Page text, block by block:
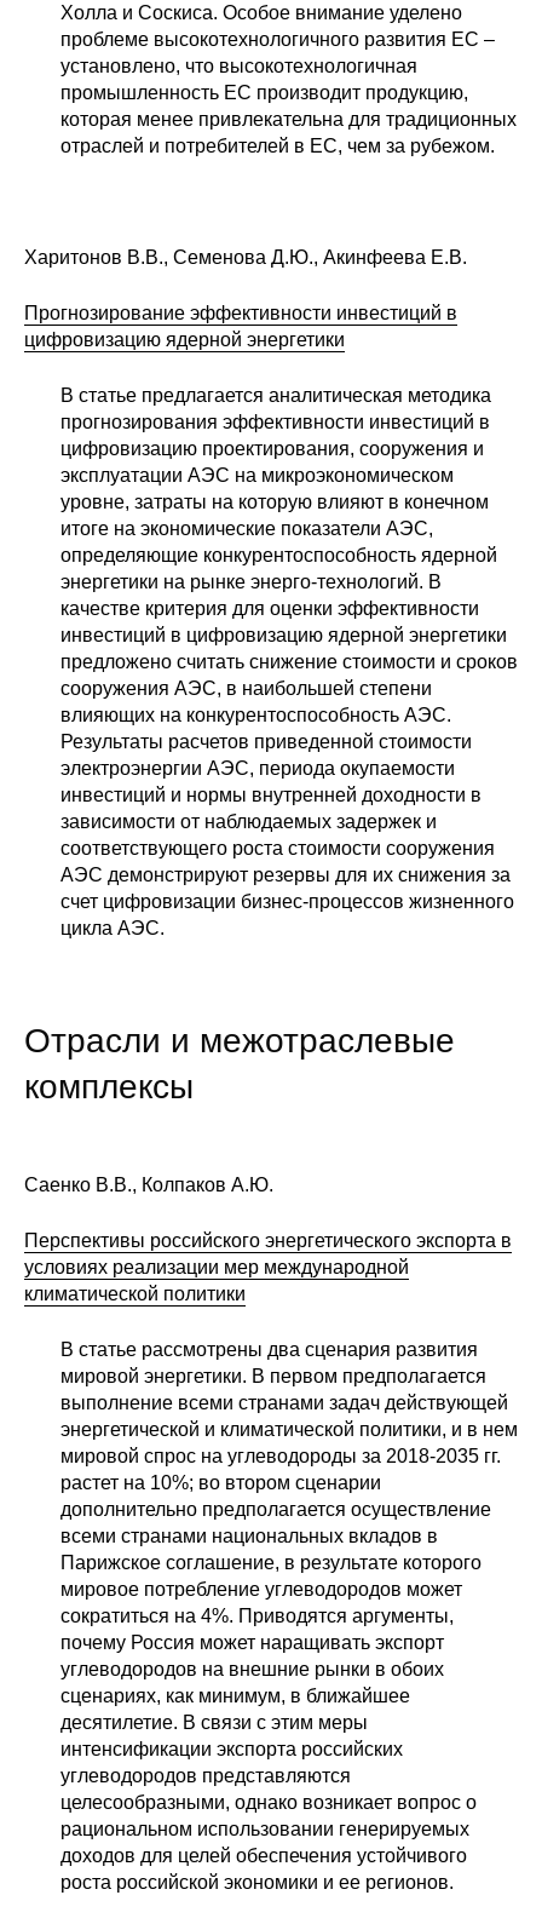
Холла и Соскиса. Особое внимание уделено
проблеме высокотехнологичного развития ЕС –
установлено, что высокотехнологичная
промышленность ЕС производит продукцию,
которая менее привлекательна для традиционных
отраслей и потребителей в ЕС, чем за рубежом.
Харитонов В.В., Семенова Д.Ю., Акинфеева Е.В.
Прогнозирование эффективности инвестиций в
цифровизацию ядерной энергетики
В статье предлагается аналитическая методика
прогнозирования эффективности инвестиций в
цифровизацию проектирования, сооружения и
эксплуатации АЭС на микроэкономическом
уровне, затраты на которую влияют в конечном
итоге на экономические показатели АЭС,
определяющие конкурентоспособность ядерной
энергетики на рынке энерго-технологий. В
качестве критерия для оценки эффективности
инвестиций в цифровизацию ядерной энергетики
предложено считать снижение стоимости и сроков
сооружения АЭС, в наибольшей степени
влияющих на конкурентоспособность АЭС.
Результаты расчетов приведенной стоимости
электроэнергии АЭС, периода окупаемости
инвестиций и нормы внутренней доходности в
зависимости от наблюдаемых задержек и
соответствующего роста стоимости сооружения
АЭС демонстрируют резервы для их снижения за
счет цифровизации бизнес-процессов жизненного
цикла АЭС.
Отрасли и межотраслевые
комплексы
Саенко В.В., Колпаков А.Ю.
Перспективы российского энергетического экспорта в
условиях реализации мер международной
климатической политики
В статье рассмотрены два сценария развития
мировой энергетики. В первом предполагается
выполнение всеми странами задач действующей
энергетической и климатической политики, и в нем
мировой спрос на углеводороды за 2018-2035 гг.
растет на 10%; во втором сценарии
дополнительно предполагается осуществление
всеми странами национальных вкладов в
Парижское соглашение, в результате которого
мировое потребление углеводородов может
сократиться на 4%. Приводятся аргументы,
почему Россия может наращивать экспорт
углеводородов на внешние рынки в обоих
сценариях, как минимум, в ближайшее
десятилетие. В связи с этим меры
интенсификации экспорта российских
углеводородов представляются
целесообразными, однако возникает вопрос о
рациональном использовании генерируемых
доходов для целей обеспечения устойчивого
роста российской экономики и ее регионов.